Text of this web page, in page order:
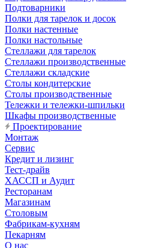
Подтоварники
Полки для тарелок и досок
Полки настенные
Полки настольные
Стеллажи для тарелок
Стеллажи производственные
Стеллажи складские
Столы кондитерские
Столы производственные
Тележки и тележки-шпильки
Шкафы производственные
Проектирование
Монтаж
Сервис
Кредит и лизинг
Тест-драйв
ХАССП и Аудит
Ресторанам
Магазинам
Столовым
Фабрикам-кухням
Пекарням
О нас